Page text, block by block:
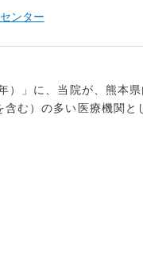
ンター
」に、当院が、熊本
む）の多い医療機関と